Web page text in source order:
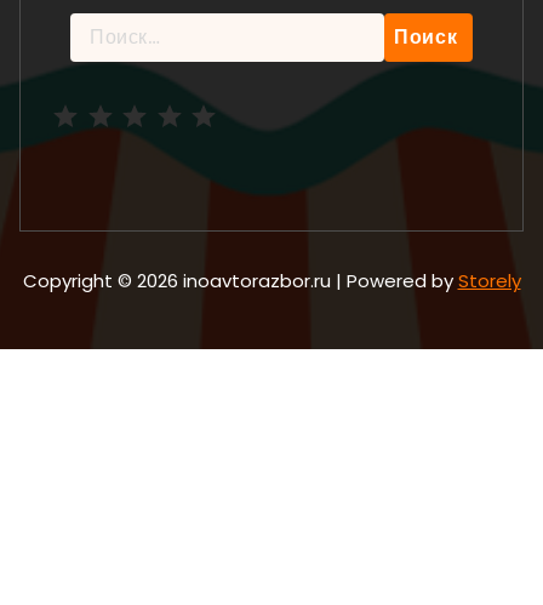
Найти:
Copyright © 2026 inoavtorazbor.ru | Powered byStorely